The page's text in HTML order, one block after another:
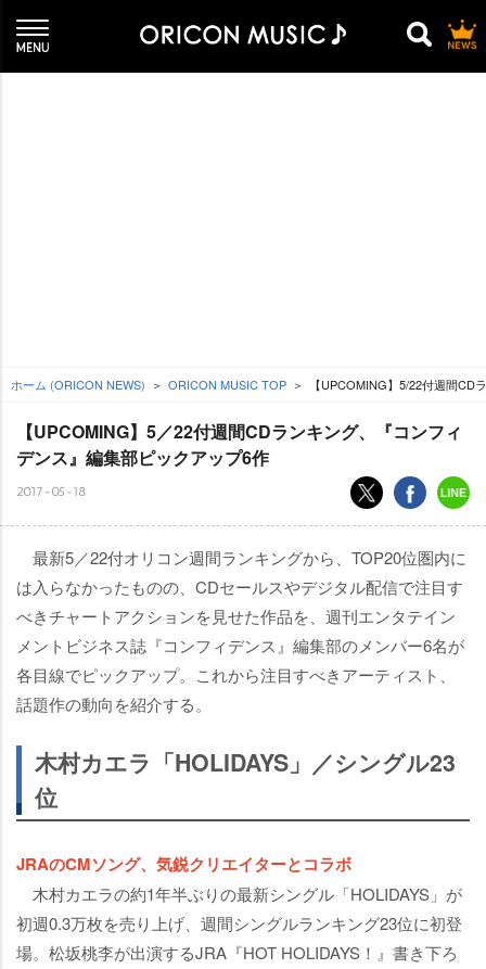
ホーム (ORICON NEWS) ORICON MUSIC TOP 【UPCOMING】5/22付週間CD
【UPCOMING】5／22付週間CDランキング、『コンフィ
デンス』編集部ピックアップ6作
2017-05-18
最新5／22付オリコン週間ランキングから、TOP20位圏内に
は入らなかったものの、CDセールスやデジタル配信で注目す
べきチャートアクションを見せた作品を、週刊エンタテイン
メントビジネス誌『コンフィデンス』編集部のメンバー6名が
各目線でピックアップ。これから注目すべきアーティスト、
話題作の動向を紹介する。
木村カエラ「HOLIDAYS」／シングル23
位
JRAのCMソング、気鋭クリエイターとコラボ
木村カエラの約1年半ぶりの最新シングル「HOLIDAYS」が
初週0.3万枚を売り上げ、週間シングルランキング23位に初登
場。松坂桃李が出演するJRA『HOT HOLIDAYS！』書き下ろ